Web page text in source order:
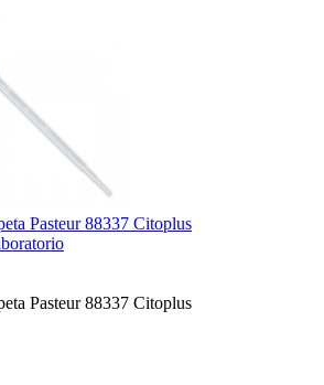
Pasteur 88337 Citoplus
Pasteur 88337 Citoplus